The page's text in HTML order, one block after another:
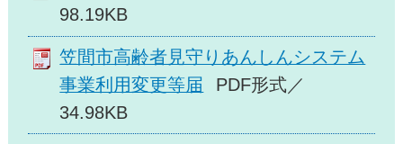
98.19KB
笠間市高齢者見守りあんしんシステム
事業利用変更等届
PDF形式／
34.98KB